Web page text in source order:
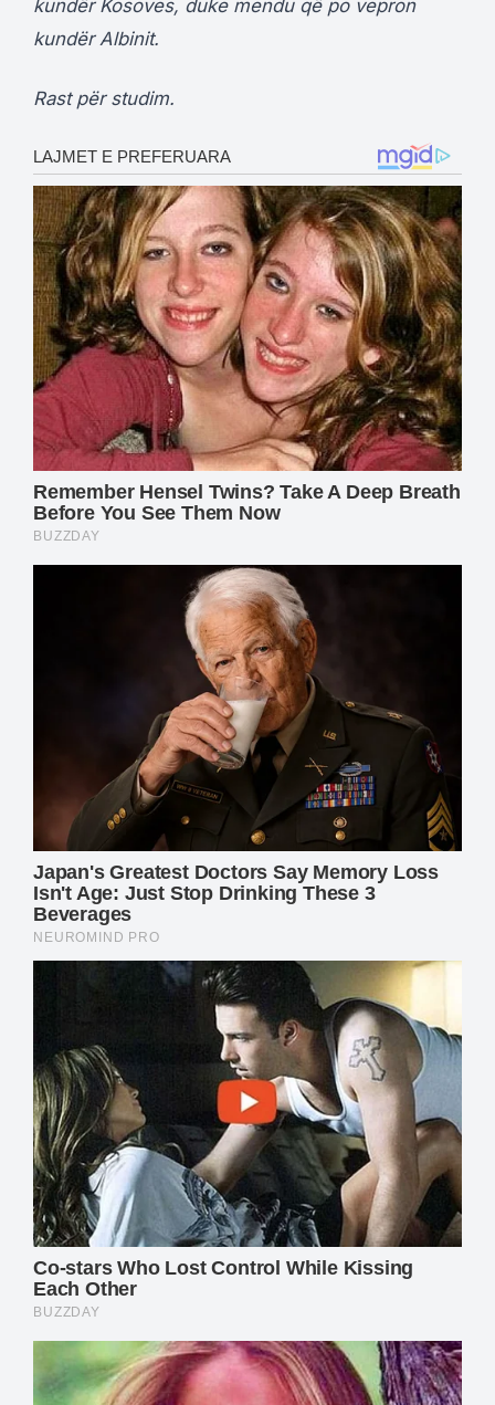
kundër Kosoves, duke mendu që po vepron
kundër Albinit.
Rast për studim.